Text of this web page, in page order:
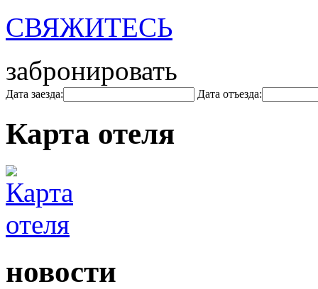
СВЯЖИТЕСЬ
забронировать
Дата заезда: Дата отъезда:
Карта отеля
новости